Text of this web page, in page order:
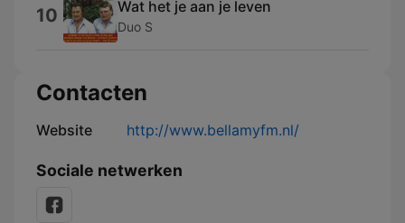
10 Wat het je aan je leven
Duo S
Contacten
Website http://www.bellamyfm.nl/
Sociale netwerken